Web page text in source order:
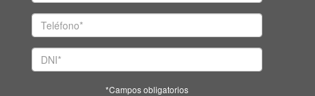
*Campos obligatorios